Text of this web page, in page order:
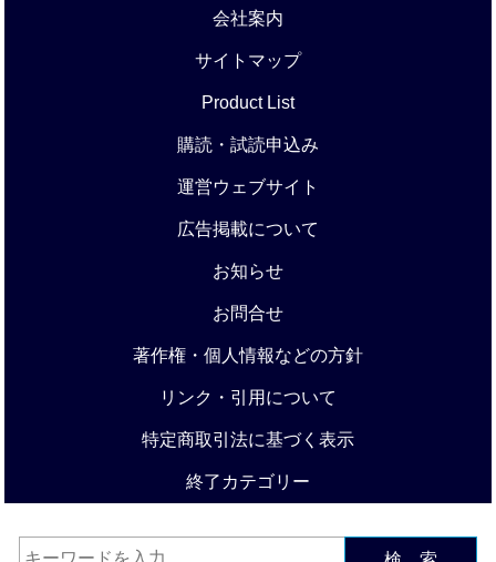
会社案内
サイトマップ
Product List
購読・試読申込み
運営ウェブサイト
広告掲載について
お知らせ
お問合せ
著作権・個人情報などの方針
リンク・引用について
特定商取引法に基づく表示
終了カテゴリー